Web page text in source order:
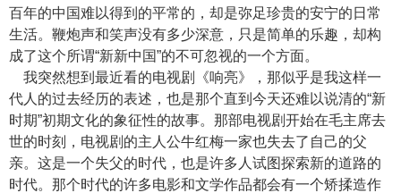
百年的中国难以得到的平常的，却是弥足珍贵的安宁的日常
生活。鞭炮声和笑声没有多少深意，只是简单的乐趣，却构
成了这个所谓“新新中国”的不可忽视的一个方面。
我突然想到最近看的电视剧《响亮》，那似乎是我这样一
代人的过去经历的表述，也是那个直到今天还难以说清的“新
时期”初期文化的象征性的故事。那部电视剧开始在毛主席去
世的时刻，电视剧的主人公牛红梅一家也失去了自己的父
亲。这是一个失父的时代，也是许多人试图探索新的道路的
时代。那个时代的许多电影和文学作品都会有一个矫揉造作